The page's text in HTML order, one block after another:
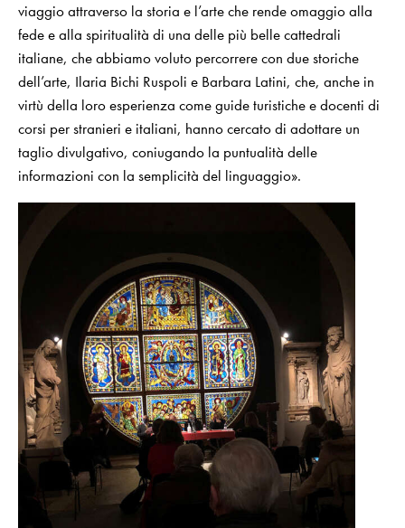
viaggio attraverso la storia e l’arte che rende omaggio alla
fede e alla spiritualità di una delle più belle cattedrali
italiane, che abbiamo voluto percorrere con due storiche
dell’arte, Ilaria Bichi Ruspoli e Barbara Latini, che, anche in
virtù della loro esperienza come guide turistiche e docenti di
corsi per stranieri e italiani, hanno cercato di adottare un
taglio divulgativo, coniugando la puntualità delle
informazioni con la semplicità del linguaggio».